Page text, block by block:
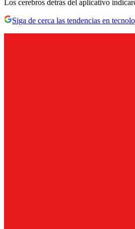
Los cerebros detrás del aplicativo
Siga de cerca las tendencias en